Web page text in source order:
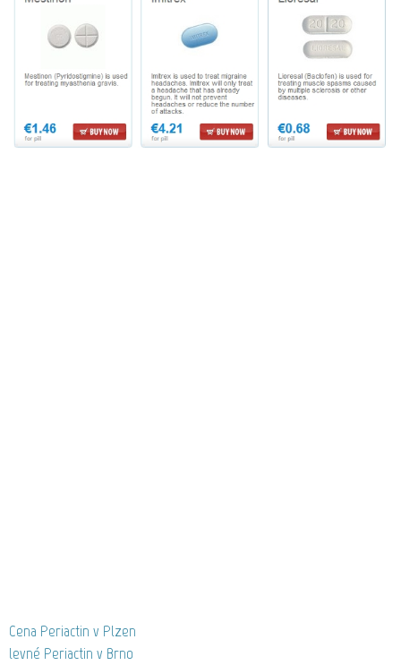
Cena Periactin v Plzen
levné Periactin v Brno